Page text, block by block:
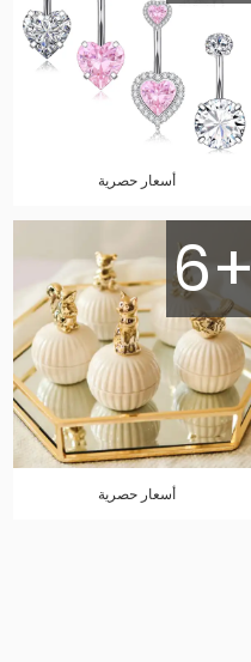
أسعار حصرية
6+
أسعار حصرية